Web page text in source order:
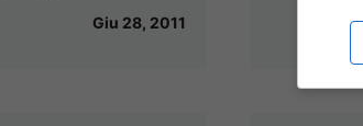
Giu 28, 2011